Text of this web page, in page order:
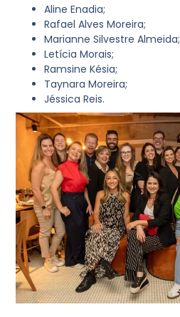
Aline Enadia;
Rafael Alves Moreira;
Marianne Silvestre Almeida;
Letícia Morais;
Ramsine Késia;
Taynara Moreira;
Jéssica Reis.